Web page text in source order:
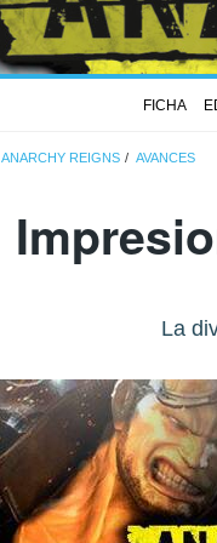
FICHA
ANARCHY REIGNS AVANCES
La